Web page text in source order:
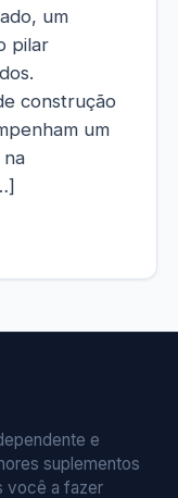
um
pilar
construção
um
e
suplementos
você a fazer